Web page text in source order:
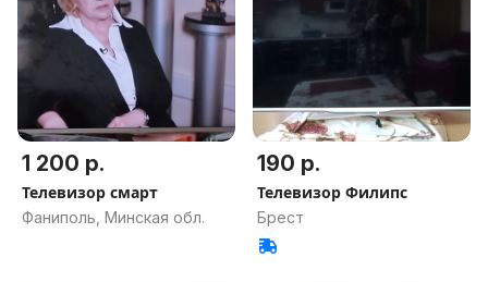
1 200 р.
Телевизор смарт
Фаниполь, Минская обл.
190 р.
Телевизор Филипс
Брест